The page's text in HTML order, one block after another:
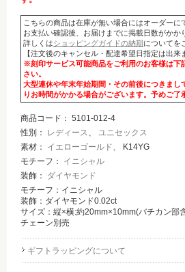
こちらの商品は在庫が無い場合にはオーダーに
お支払い確認後、お届けまでに掲載日数がかか
詳しくはショッピングガイドの納期についてを
【注文後のキャンセル・配達希望日指定は出来
※刻印サービス可能商品をご利用のお客様は下
さい。
大型連休や年末年始期間・その前後につきまし
りお時間がかかる場合がございます。予めご了
商品コード： 5101-012-4
性別：
レディース、 ユニセックス
素材： イエローゴールド、 K14YG
モチーフ： イニシャル
装飾： ダイヤモンド
モチーフ：イニシャル
装飾：ダイヤモンド0.02ct
サイズ：縦×横:約20mm×10mm(バチカン部
チェーン別売
ギフトラッピングについて